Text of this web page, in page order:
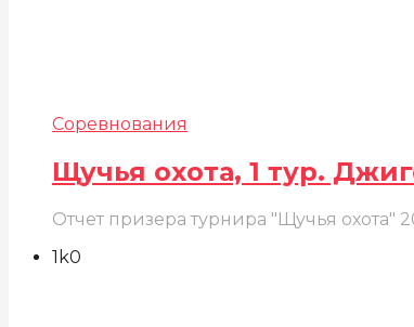
Соревнования
Щучья охота, 1 тур.
Отчет призера турнира "Щучья
1k0